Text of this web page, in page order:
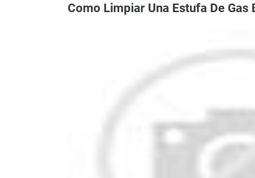
Como Limpiar Una Estufa De Gas